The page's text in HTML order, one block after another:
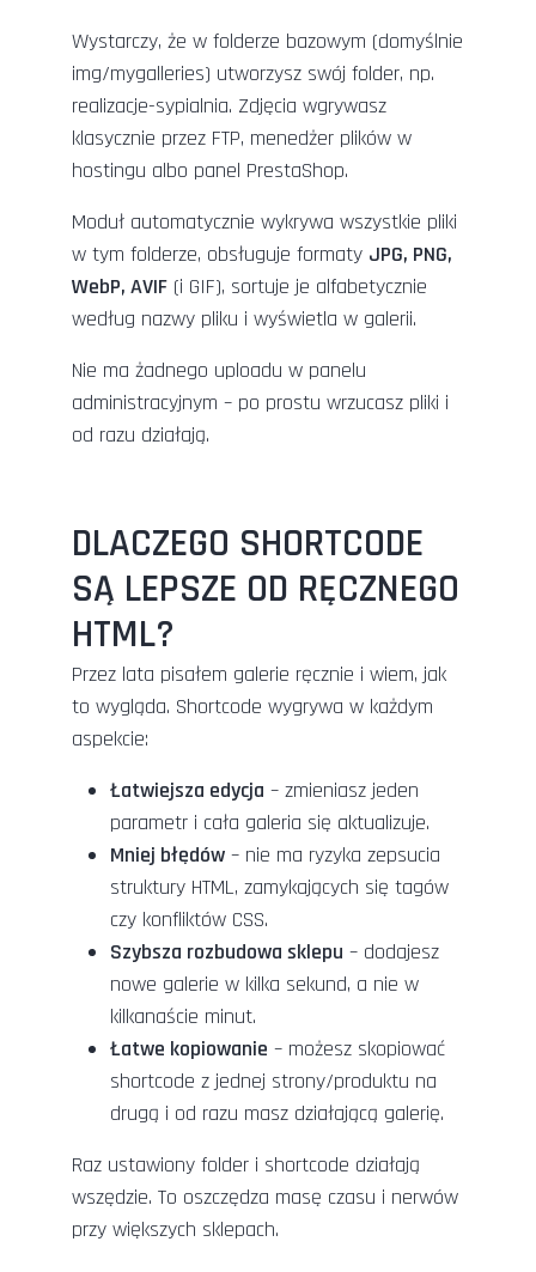
Wystarczy, że w folderze bazowym (domyślnie
img/mygalleries) utworzysz swój folder, np.
realizacje-sypialnia. Zdjęcia wgrywasz
klasycznie przez FTP, menedżer plików w
hostingu albo panel PrestaShop.
Moduł automatycznie wykrywa wszystkie pliki
w tym folderze, obsługuje formaty JPG, PNG,
WebP, AVIF (i GIF), sortuje je alfabetycznie
według nazwy pliku i wyświetla w galerii.
Nie ma żadnego uploadu w panelu
administracyjnym – po prostu wrzucasz pliki i
od razu działają.
DLACZEGO SHORTCODE
SĄ LEPSZE OD RĘCZNEGO
HTML?
Przez lata pisałem galerie ręcznie i wiem, jak
to wygląda. Shortcode wygrywa w każdym
aspekcie:
Łatwiejsza edycja – zmieniasz jeden
parametr i cała galeria się aktualizuje.
Mniej błędów – nie ma ryzyka zepsucia
struktury HTML, zamykających się tagów
czy konfliktów CSS.
Szybsza rozbudowa sklepu – dodajesz
nowe galerie w kilka sekund, a nie w
kilkanaście minut.
Łatwe kopiowanie – możesz skopiować
shortcode z jednej strony/produktu na
drugą i od razu masz działającą galerię.
Raz ustawiony folder i shortcode działają
wszędzie. To oszczędza masę czasu i nerwów
przy większych sklepach.